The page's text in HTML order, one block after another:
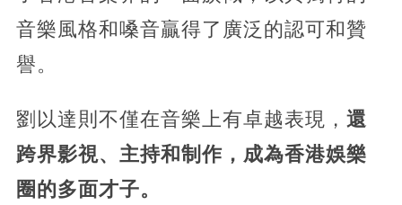
音樂風格和嗓音贏得了廣泛的認可和贊
譽。
劉以達則不僅在音樂上有卓越表現， 還
跨界影視、主持和制作，成為香港娛樂
圈的多面才子。